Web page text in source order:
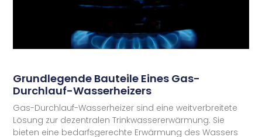
Grundlegende Bauteile Eines Gas-
Durchlauf-Wasserheizers
Gas-Durchlauf-Wasserheizer sind eine weitverbreitete
Lösung zur dezentralen Trinkwassererwärmung. Sie
bieten eine bedarfsgerechte Erwärmung des Wassers